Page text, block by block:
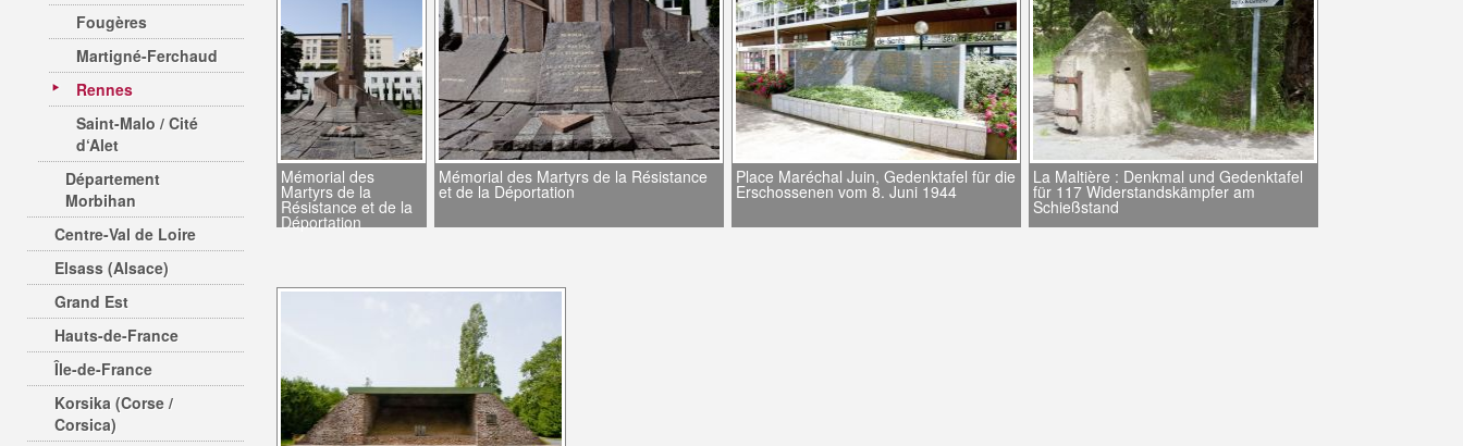
Fougères
Martigné-Ferchaud
Rennes
Saint-Malo / Cité
d‘Alet
Département
Morbihan
Centre-Val de Loire
Elsass (Alsace)
Grand Est
Hauts-de-France
Île-de-France
Korsika (Corse /
Corsica)
Mémorial des
Martyrs de la
Résistance et de la
Déportation
Mémorial des Martyrs de la Résistance
et de la Déportation
Place Maréchal Juin, Gedenktafel für die
Erschossenen vom 8. Juni 1944
La Maltière : Denkmal und Gedenktafel
für 117 Widerstandskämpfer am
Schießstand